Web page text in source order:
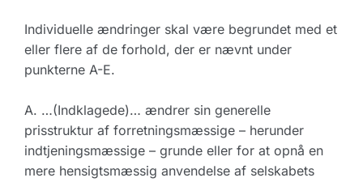
Individuelle ændringer skal være begrundet med et
eller flere af de forhold, der er nævnt under
punkterne A-E.
A. …(Indklagede)… ændrer sin generelle
prisstruktur af forretningsmæssige – herunder
indtjeningsmæssige – grunde eller for at opnå en
mere hensigtsmæssig anvendelse af selskabets